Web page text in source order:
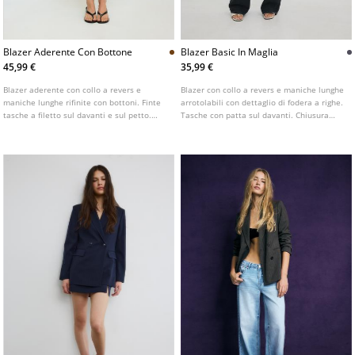
Blazer Aderente Con Bottone
45,99 €
Blazer aderente con collo a revers e
maniche lunghe rifinite con bottoni. Finte
tasche a filetto sul davanti e sul petto.
Blazer Basic In Maglia
35,99 €
Blazer con collo a revers e maniche lunghe
arrotolabili con dettaglio di fodera a righe.
Tasche con patta sul davanti. Chiusura